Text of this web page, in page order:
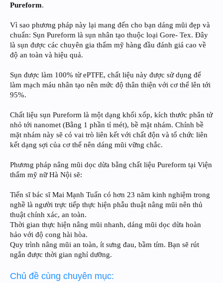
Pureform.
Vì sao phương pháp này lại mang đến cho bạn dáng mũi đẹp và
chuẩn: Sụn Pureform là sụn nhân tạo thuộc loại Gore- Tex. Đây
là sụn được các chuyên gia thẩm mỹ hàng đầu đánh giá cao về
độ an toàn và hiệu quả.
Sụn được làm 100% từ ePTFE, chất liệu này được sử dụng để
làm mạch máu nhân tạo nên mức độ thân thiện với cơ thể lên tới
95%.
Chất liệu sụn Pureform là một dạng khối xốp, kích thước phân tử
nhỏ tới nanomet (Bằng 1 phần tỉ mét), bề mặt nhám. Chính bề
mặt nhám này sẽ có vai trò liên kết với chất độn và tổ chức liên
kết dạng sợi của cơ thể nên dáng mũi vững chắc.
Phương pháp nâng mũi dọc dừa bằng chất liệu Pureform tại Viện
thẩm mỹ nữ Hà Nội sẽ:
Tiến sĩ bác sĩ Mai Mạnh Tuấn có hơn 23 năm kinh nghiệm trong
nghề là người trực tiếp thực hiện phẫu thuật nâng mũi nên thủ
thuật chính xác, an toàn.
Thời gian thực hiện nâng mũi nhanh, dáng mũi dọc dừa hoàn
hảo với độ cong hài hòa.
Quy trình nâng mũi an toàn, ít sưng đau, bầm tím. Bạn sẽ rút
ngắn được thời gian nghỉ dưỡng.
Chủ đề cùng chuyên mục: